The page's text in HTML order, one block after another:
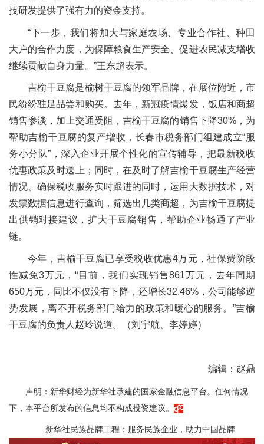
技研发提供了强有力的资金支持。
“下一步，我们将加大与家庭农场、专业合作社、种田
大户的合作力度，为保障粮食生产安全、促进农民减支增收
继续贡献自身力量。”王东超表示。
吉榆干豆腐是榆树干豆腐的领军品牌，在展位附近，市
民纷纷驻足品尝和购买。去年，新冠疫情爆发，饭店和商超
销售惨淡，加上交通受阻，吉榆干豆腐的销售下降30%，为
帮助吉榆干豆腐的复产增收，长春市税务部门组建成立“服
务小分队”，深入企业开展个性化的宣传辅导，把最新税收
优惠政策及时送上；同时，在及时了解吉榆干豆腐生产经营
情况、确保税收服务实时跟进的同时，运用大数据技术，对
发票数据信息进行查询，筛选出几类商超，为吉榆干豆腐提
出供销对接建议，扩大干豆腐销售，帮助企业畅通了产业
链。
今年，吉榆干豆腐已享受税收优惠4万元，社保费阶段
性减免3万元，“目前，我们实现销售861万元，去年同期
650万元，同比不仅没有下降，还增长32.46%，公司能够逆
势发展，离不开税务部门给力的政策和暖心的服务。”吉榆
干豆腐的负责人赵玲说道。（刘宇航、李婷婷）
编辑：赵鼎
声明：新华财经为新华社承建的国家金融信息平台。任何情况
下，本平台所发布的信息均不构成投资建议。
新华社民族品牌工程：服务民族企业，助力中国品牌